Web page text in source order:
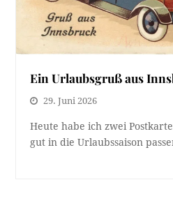
Ein Urlaubsgruß aus
29. Juni 2026
Heute habe ich zwei
gut in die Urlaubssaison